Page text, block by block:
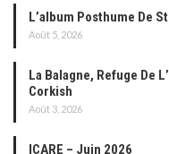
L’album Posthume De
Août 5, 2026
La Balagne, Refuge De
Corkish
Août 3, 2026
ICARE – Juin 2026